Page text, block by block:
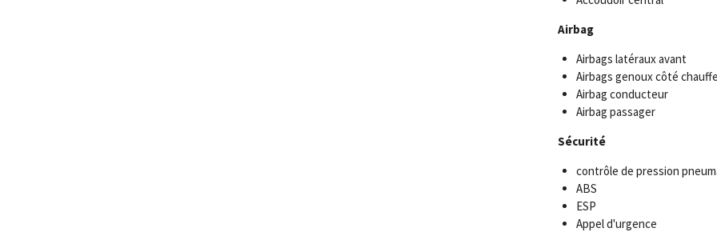
Airbag
Airbags latéraux avant
Airbags genoux côté
Airbag conducteur
Airbag passager
Sécurité
contrôle de pression
ABS
ESP
Appel d'urgence